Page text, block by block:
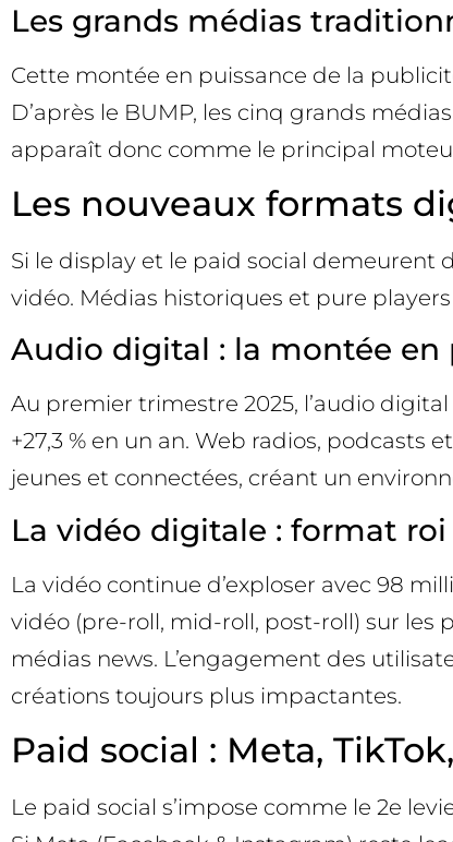
Les grands médias
Cette montée en puissance de la
D’après le BUMP, les cinq grands
apparaît donc comme le principal
Les nouveaux formats
Si le display et le paid social demeurent
vidéo. Médias historiques et pure
Audio digital : la montée en
Au premier trimestre 2025, l’audio
+27,3 % en un an. Web radios,
jeunes et connectées, créant un
La vidéo digitale : format
La vidéo continue d’exploser avec 98
vidéo (pre-roll, mid-roll, post-roll) sur les
médias news. L’engagement des
créations toujours plus impactantes.
Paid social : Meta,
Le paid social s’impose comme le 2e